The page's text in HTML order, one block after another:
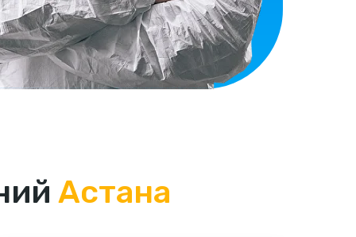
Астана